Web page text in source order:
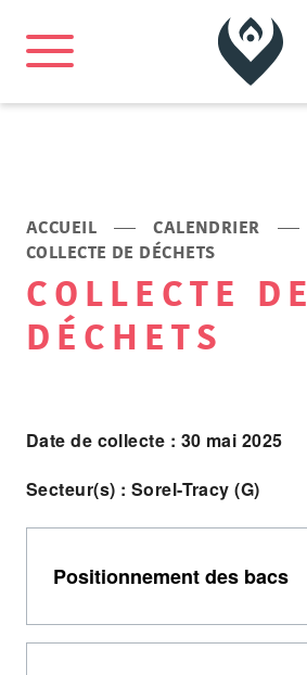
ACCUEIL
CALENDRIER
COLLECTE DE DÉCHETS
COLLECTE DE
DÉCHETS
Date de collecte : 30 mai 2025
Secteur(s) : Sorel-Tracy (G)
Positionnement des bacs